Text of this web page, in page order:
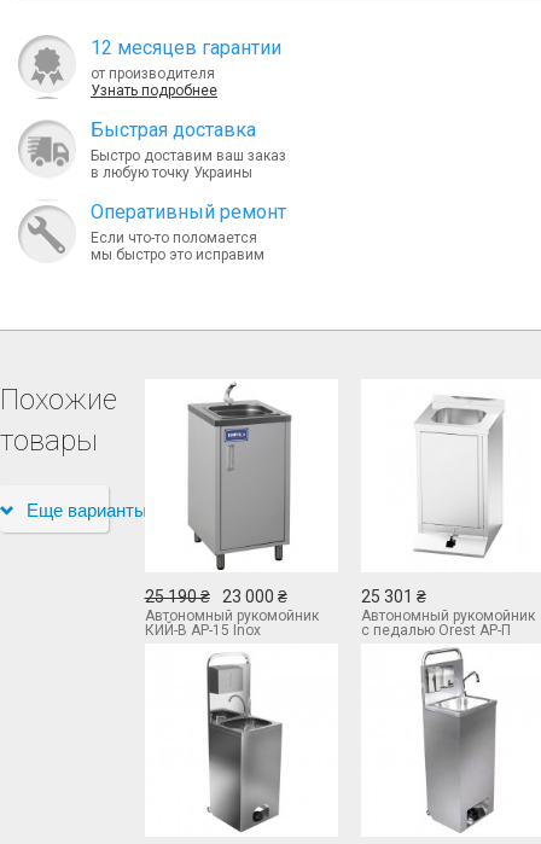
12 месяцев гарантии
от производителя
Узнать подробнее
Быcтрая доставка
Быстро доставим ваш заказ
в любую точку Украины
Оперативный ремонт
Если что-то поломается
мы быстро это исправим
Похожие
товары
Еще варианты
25 190 ₴ 23 000 ₴
Автономный рукомойник
КИЙ-В АР-15 Inox
25 301 ₴
Автономный рукомойник
с педалью Orest АР-П